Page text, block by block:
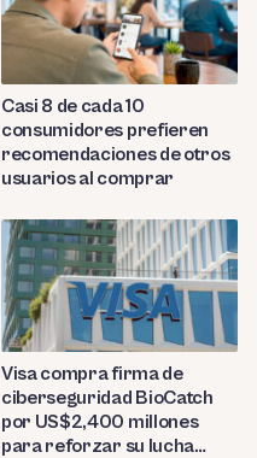
Casi 8 de cada 10
consumidores prefieren
recomendaciones de otros
usuarios al comprar
Visa compra firma de
ciberseguridad BioCatch
por US$2,400 millones
para reforzar su lucha